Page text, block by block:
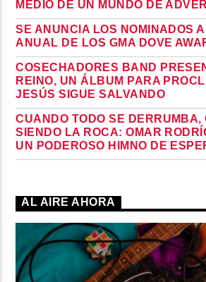
MEDIO DE UN MUNDO DE
SE ANUNCIA LOS NOMINADOS A
ANUAL DE LOS GMA DOVE
COSECHADORES BAND
REINO, UN ÁLBUM PARA
JESÚS SIGUE SALVANDO
CUANDO TODO SE DERRUMBA,
SIENDO LA ROCA: OMAR
UN PODEROSO HIMNO DE
AL AIRE AHORA